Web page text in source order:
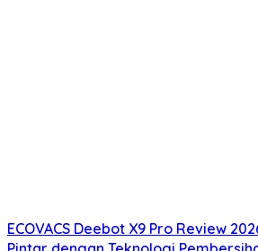
ECOVACS Deebot X9 Pro Review